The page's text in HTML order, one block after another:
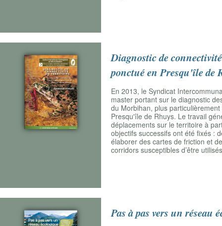
Diagnostic de
ponctué en Presqu'île de
En 2013, le Syndicat
master portant sur le diagnostic
du Morbihan, plus
Presqu'île de Rhuys. Le travail
déplacements sur le territoire à
objectifs successifs ont été fixés :
élaborer des cartes de friction et
corridors susceptibles d’être
Pas à pas vers un réseau